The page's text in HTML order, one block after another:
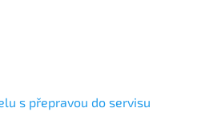
s přepravou do servisu